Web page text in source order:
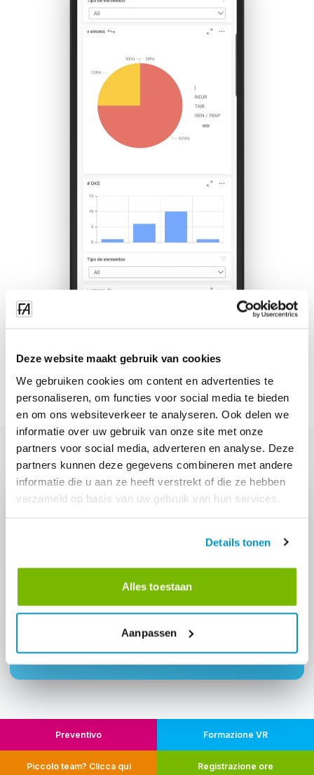
Deze website maakt gebruik van cookies
We gebruiken cookies om content en advertenties te
personaliseren, om functies voor social media te bieden
en om ons websiteverkeer te analyseren. Ook delen we
informatie over uw gebruik van onze site met onze
partners voor social media, adverteren en analyse. Deze
partners kunnen deze gegevens combineren met andere
informatie die u aan ze heeft verstrekt of die ze hebben
verzameld op basis van uw gebruik van hun services.
Details tonen
Alles toestaan
Aanpassen
Intéressé par: "Cruscotti di BI"?
peut aider votre entreprise de nettoyage.
Nous contacter
Preventivo Formazione VR
Piccolo team? Clicca qui Registrazione ore